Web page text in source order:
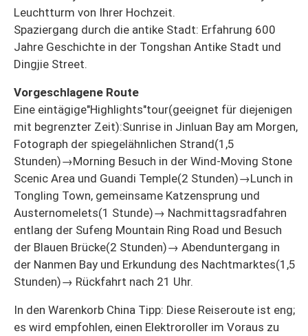
Leuchtturm von Ihrer Hochzeit.
Spaziergang durch die antike Stadt: Erfahrung 600
Jahre Geschichte in der Tongshan Antike Stadt und
Dingjie Street.
Vorgeschlagene Route
Eine eintägige"Highlights"tour(geeignet für diejenigen
mit begrenzter Zeit):Sunrise in Jinluan Bay am Morgen,
Fotograph der spiegelähnlichen Strand(1,5
Stunden)→Morning Besuch in der Wind-Moving Stone
Scenic Area und Guandi Temple(2 Stunden)→Lunch in
Tongling Town, gemeinsame Katzensprung und
Austernomelets(1 Stunde)→ Nachmittagsradfahren
entlang der Sufeng Mountain Ring Road und Besuch
der Blauen Brücke(2 Stunden)→ Abenduntergang in
der Nanmen Bay und Erkundung des Nachtmarktes(1,5
Stunden)→ Rückfahrt nach 21 Uhr.
In den Warenkorb China Tipp: Diese Reiseroute ist eng;
es wird empfohlen, einen Elektroroller im Voraus zu